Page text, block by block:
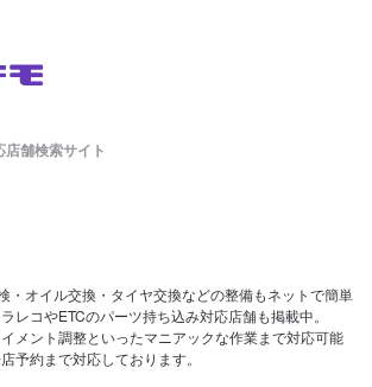
舗検索サイト
・オイル交換・タイヤ交換などの整備もネットで簡単
レコやETCのパーツ持ち込み対応店舗も掲載中。
メント調整といったマニアックな作業まで対応可能
予約まで対応しております。